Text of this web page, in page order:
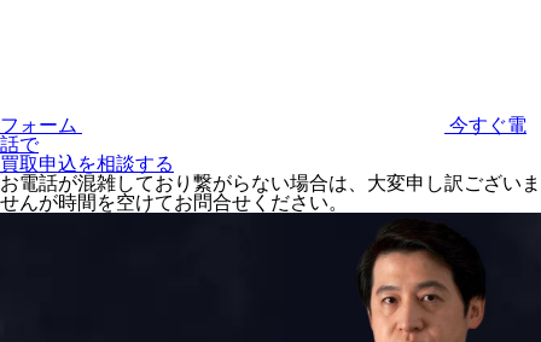
フォーム
今すぐ電
話で
買取申込を相談する
お電話が混雑しており繋がらない場合は、大変申し訳ございま
せんが時間を空けてお問合せください。